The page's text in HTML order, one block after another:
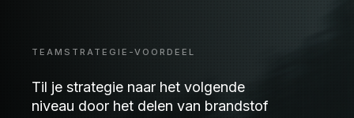
TEAMSTRATEGIE-VOORDEEL